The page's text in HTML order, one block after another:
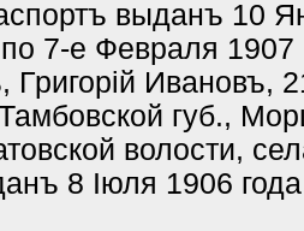
выданъ 10
7-е Февраля 1907
Ивановъ,
губ.,
волости,
8 Іюля 1906